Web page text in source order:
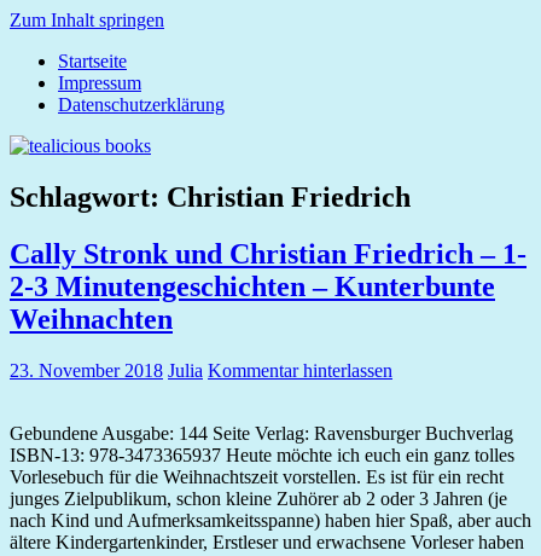
Zum Inhalt springen
tealicious
books
Startseite
Impressum
Datenschutzerklärung
Schlagwort: Christian Friedrich
Cally Stronk und Christian Friedrich – 1-
2-3 Minutengeschichten – Kunterbunte
Weihnachten
23. November 2018 Julia Kommentar hinterlassen
Gebundene Ausgabe: 144 Seite Verlag: Ravensburger Buchverlag
ISBN-13: 978-3473365937 Heute möchte ich euch ein ganz tolles
Vorlesebuch für die Weihnachtszeit vorstellen. Es ist für ein recht
junges Zielpublikum, schon kleine Zuhörer ab 2 oder 3 Jahren (je
nach Kind und Aufmerksamkeitsspanne) haben hier Spaß, aber auch
ältere Kindergartenkinder, Erstleser und erwachsene Vorleser haben